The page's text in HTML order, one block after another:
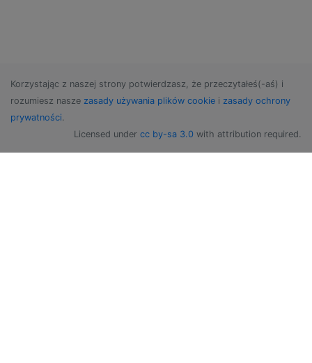
Korzystając z naszej strony potwierdzasz, że przeczytałeś(-aś) i
rozumiesz nasze zasady używania plików cookie i zasady ochrony
prywatności.
Licensed under cc by-sa 3.0 with attribution required.